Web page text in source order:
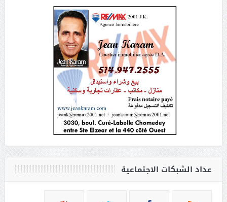
عداد الشبكات الاجتماعية